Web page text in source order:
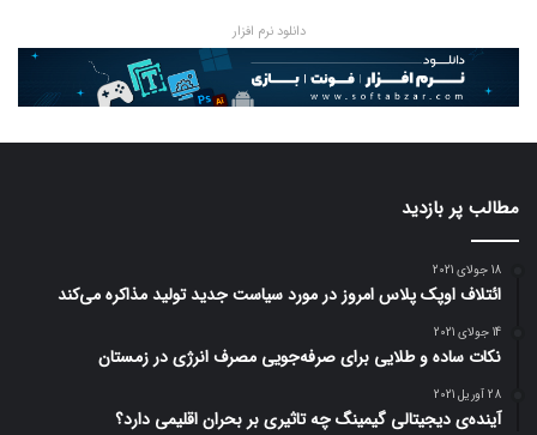
دانلود نرم افزار
مطالب پر بازدید
18 جولای 2021
ائتلاف اوپک پلاس امروز در مورد سیاست جدید تولید مذاکره می‌کند
14 جولای 2021
نکات ساده و طلایی برای صرفه‌جویی مصرف انرژی در زمستان
28 آوریل 2021
آینده‌ی دیجیتالی گیمینگ چه تاثیری بر بحران اقلیمی دارد؟